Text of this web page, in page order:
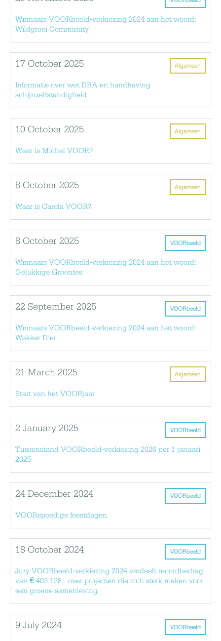
Winnaars VOORbeeld-verkiezing 2024 aan het woord:
Wildgroei Community
Algemeen
17 October 2025
Informatie over wet DBA en handhaving
schijnzelfstandigheid
Algemeen
10 October 2025
Waar is Michel VOOR?
Algemeen
8 October 2025
Waar is Carola VOOR?
VOORbeeld
8 October 2025
Winnaars VOORbeeld-verkiezing 2024 aan het woord:
Gelukkige Groentes
VOORbeeld
22 September 2025
Winnaars VOORbeeld-verkiezing 2024 aan het woord:
Wakker Dier
Algemeen
21 March 2025
Start van het VOORjaar
VOORbeeld
2 January 2025
Tussenstand VOORbeeld-verkiezing 2026 per 1 januari
2025
VOORbeeld
24 December 2024
VOORspoedige feestdagen
VOORbeeld
18 October 2024
Jury VOORbeeld-verkiezing 2024 verdeelt recordbedrag
van € 403.138,- over projecten die zich sterk maken voor
een groene samenleving
VOORbeeld
9 July 2024